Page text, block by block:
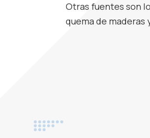
Otras fuentes son
quema de